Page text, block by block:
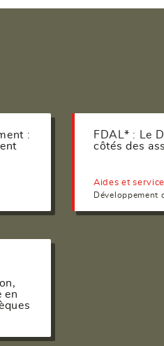
:
FDAL* : Le
côtés des
Aides et
Développement
en